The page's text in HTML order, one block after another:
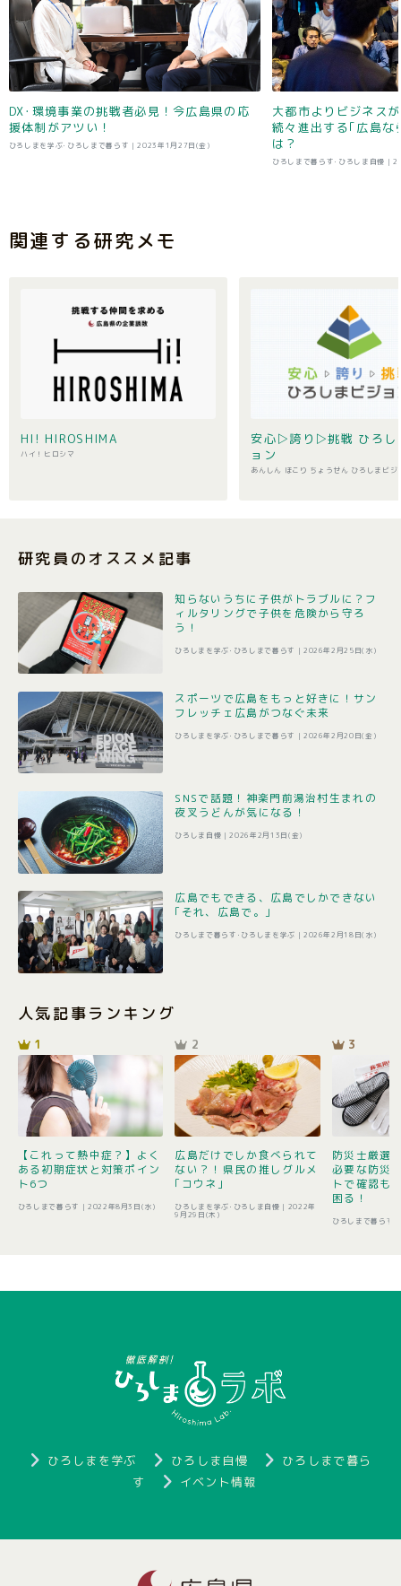
DX･環境事業の挑戦者必見！今広島県の応
援体制がアツい！
ひろしまを学ぶ･ひろしまで暮らす |2023年1月27日(金)
大都市よりビジネス
続々進出する｢広島な
は？
ひろしまで暮らす･ひろしま自慢 |
関連する研究メモ
HI! HIROSHIMA
ハイ！ヒロシマ
安心▷誇り▷挑戦 ひろし
ョン
あんしん ほこり ちょうせん ひろしまビジ
研究員のオススメ記事
知らないうちに子供がトラブルに？フ
ィルタリングで子供を危険から守ろ
う！
ひろしまを学ぶ･ひろしまで暮らす | 2026年2月25日(水)
スポーツで広島をもっと好きに！サン
フレッチェ広島がつなぐ未来
ひろしまを学ぶ･ひろしまで暮らす | 2026年2月20日(金)
SNSで話題！神楽門前湯治村生まれの
夜叉うどんが気になる！
ひろしま自慢 |2026年2月13日(金)
広島でもできる、広島でしかできない
｢それ、広島で。｣
ひろしまで暮らす･ひろしまを学ぶ | 2026年2月18日(水)
人気記事ランキング
1
【これって熱中症？】よく
ある初期症状と対策ポイン
ト6つ
ひろしまで暮らす | 2022年8月3日(水)
2
広島だけでしか食べられて
ない？！県民の推しグルメ
｢コウネ｣
ひろしまを学ぶ･ひろしま自慢 | 2022年
9月29日(木)
3
防災士厳選
必要な防災
トで確認も
困る！
ひろしまで暮らす
ひろしまを学ぶ ひろしま自慢
ひろしまで暮ら
す
イベント情報